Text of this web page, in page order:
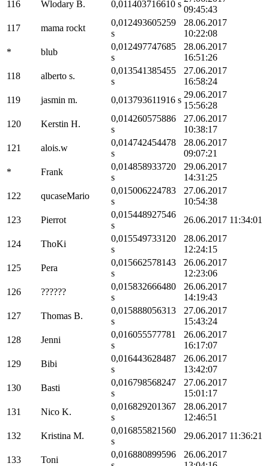
116
Wlodary B. 0,011403716610 s
09:45:43
117
mama rockt
0,012493605259
s
28.06.2017
10:22:08
*
blub
0,012497747685
s
28.06.2017
16:51:26
118
alberto s.
0,013541385455
s
27.06.2017
16:58:24
119
jasmin m. 0,013793611916 s
29.06.2017
15:56:28
120
Kerstin H.
0,014260575886
s
27.06.2017
10:38:17
121
alois.w
0,014742454478
s
28.06.2017
09:07:21
*
Frank
0,014858933720
s
29.06.2017
14:31:25
122
qucaseMario
0,015006224783
s
27.06.2017
10:54:38
123
Pierrot
0,015448927546
s
26.06.2017 11:34:01
124 ThoKi
0,015549733120
s
28.06.2017
12:24:15
125
Pera
0,015662578143
s
26.06.2017
12:23:06
126
??????
0,015832666480
s
26.06.2017
14:19:43
127
Thomas B.
0,015888056313
s
27.06.2017
15:43:24
128
Jenni
0,016055577781
s
26.06.2017
16:17:07
129
Bibi
0,016443628487
s
26.06.2017
13:42:07
130
Basti
0,016798568247
s
27.06.2017
15:01:17
131
Nico K.
0,016829201367
s
28.06.2017
12:46:51
132
Kristina M.
0,016855821560
s
29.06.2017 11:36:21
133 Toni
0,016880899596
26.06.2017